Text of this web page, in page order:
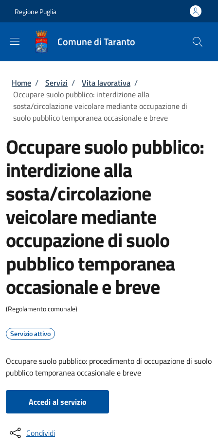
Regione Puglia
Comune di Taranto
Briciole di pane
Home / Servizi / Vita lavorativa /
Occupare suolo pubblico: interdizione alla
sosta/circolazione veicolare mediante occupazione di
suolo pubblico temporanea occasionale e breve
Occupare suolo pubblico:
interdizione alla
sosta/circolazione
veicolare mediante
occupazione di suolo
pubblico temporanea
occasionale e breve
(Regolamento comunale)
Servizio attivo
Occupare suolo pubblico: procedimento di occupazione di suolo
pubblico temporanea occasionale e breve
Accedi al servizio
Condividi